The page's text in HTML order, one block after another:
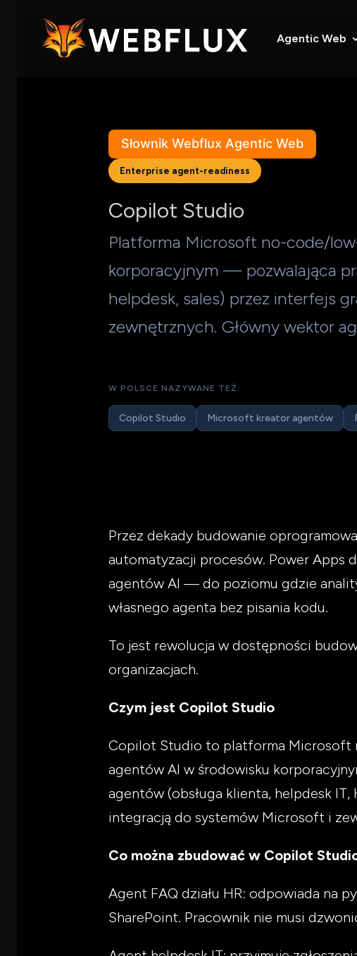
Agentic Web
Słownik Webflux Agentic Web
Enterprise agent-readiness
Copilot Studio
Platforma Microsoft no-code/
korporacyjnym — pozwalająca
helpdesk, sales) przez interfejs
zewnętrznych. Główny wektor
W POLSCE NAZYWANE TEŻ:
Copilot Studio Microsoft kreator agentów
Przez dekady budowanie
automatyzacji procesów. Power Apps
agentów AI — do poziomu gdzie
własnego agenta bez pisania kodu.
To jest rewolucja w dostępności
organizacjach.
Czym jest Copilot Studio
Copilot Studio to platforma Microsoft
agentów AI w środowisku
agentów (obsługa klienta, helpdesk
integracją do systemów Microsoft i
Co można zbudować w Copilot
Agent FAQ działu HR: odpowiada na
SharePoint. Pracownik nie musi